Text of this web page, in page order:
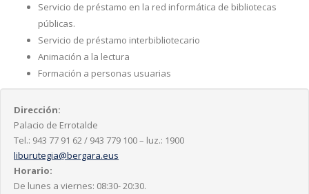
Servicio de préstamo en la red informática de bibliotecas
públicas.
Servicio de préstamo interbibliotecario
Animación a la lectura
Formación a personas usuarias
Dirección:
Palacio de Errotalde
Tel.: 943 77 91 62 / 943 779 100 – luz.: 1900
liburutegia@bergara.eus
Horario:
De lunes a viernes: 08:30- 20:30.